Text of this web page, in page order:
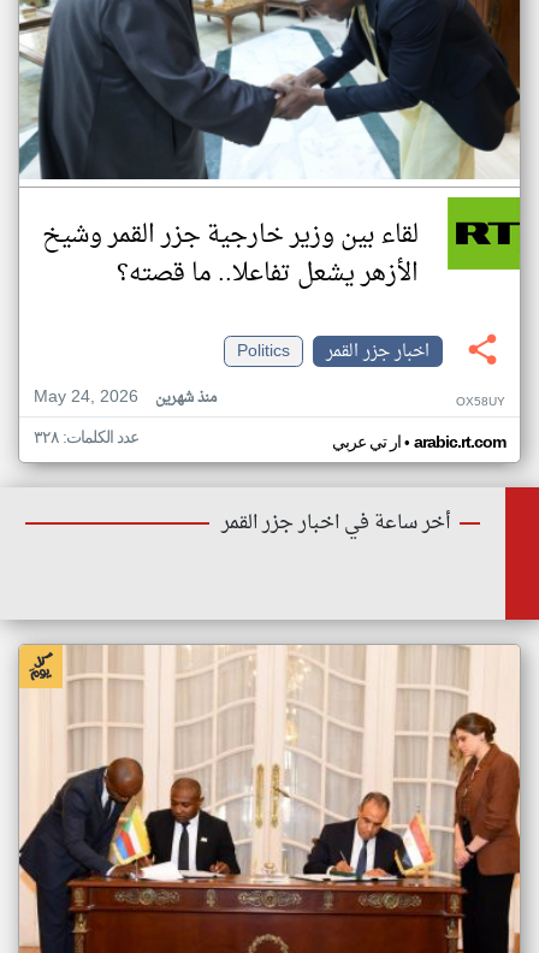
لقاء بين وزير خارجية جزر القمر وشيخ
الأزهر يشعل تفاعلا.. ما قصته؟
اخبار جزر القمر
Politics
May 24, 2026
منذ شهرين OX58UY
ار تي عربي• arabic.rt.com عدد الكلمات: ٣٢٨
أخر ساعة في اخبار جزر القمر